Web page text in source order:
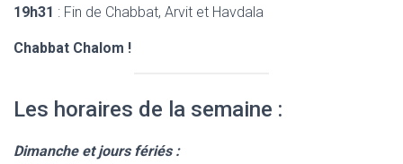
19h31 : Fin de Chabbat, Arvit et Havdala
Chabbat Chalom !
Les horaires de la semaine :
Dimanche et jours fériés :